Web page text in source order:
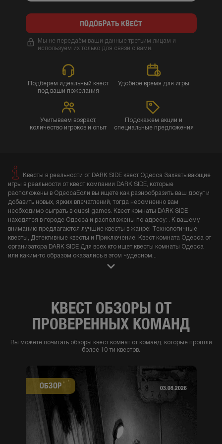
ПОДОБРАТЬ КВЕСТ
Мы не передаём ваши данные третьим лицам и
используем их только для связи с вами.
Подберем идеальный квест
под ваши пожелания
Удобное время для игры
Учитываем возраст,
количество игроков и опыт
Подскажем акции и
специальные предложения
Квесты в реальности от DARK SIDE квест Одесса Захватывающие
игры в реальности от квест компании DARK SIDE, которые
расположены в ОдессаЕсли вы ищете как разнообразить ваш досуг и
добавить новых, ярких впечатлений, тогда несомненно вам
необходимо сыграть в quest games. Квест комнаты DARK SIDE
находятся в городе Одесса и расположены по адресу: . К вашему
вниманию предлагаются лучшие квесты в жанре: Технологичные
квесты, Детективные квесты и Приключение. Квест комната Одесса от
организатора DARK SIDE Для всех кто ищет квесты комнаты Одесса
или каким-то образом оказались в этом чудесном
КВЕСТ ОБЗОРЫ ОТ
ПРОВЕРЕННЫХ КОМАНД
Вы можете почитать обзоры квест комнат от команд, которые прошли
более 10-ти квестов.
ОБЗОР 03.08.2026